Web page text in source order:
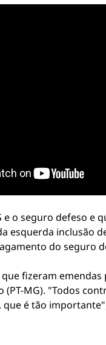
o seguro defeso e
esquerda inclusão
do
fizeram
(PT-MG). "Todos
é tão